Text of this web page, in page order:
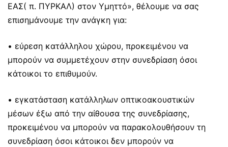
ΕΑΣ( π. ΠΥΡΚΑΛ) στον Υμηττό», θέλουμε να σας
επισημάνουμε την ανάγκη για:
• εύρεση κατάλληλου χώρου, προκειμένου να
μπορούν να συμμετέχουν στην συνεδρίαση όσοι
κάτοικοι το επιθυμούν.
• εγκατάσταση κατάλληλων οπτικοακουστικών
μέσων έξω από την αίθουσα της συνεδρίασης,
προκειμένου να μπορούν να παρακολουθήσουν τη
συνεδρίαση όσοι κάτοικοι δεν μπορούν να